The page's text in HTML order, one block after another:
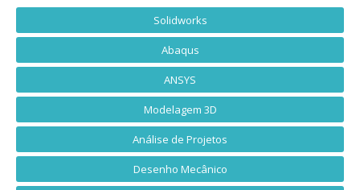
Solidworks
Abaqus
ANSYS
Modelagem 3D
Análise de Projetos
Desenho Mecânico